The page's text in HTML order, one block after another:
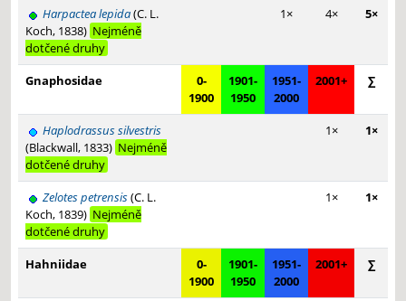
Harpactea lepida(C. L.
Koch, 1838) Nejméně
dotčené druhy
1× 4× 5×
Gnaphosidae
0-
1900
1901-
1950
1951-
2000
2001+ ∑
Haplodrassus silvestris
(Blackwall, 1833) Nejméně
dotčené druhy
1× 1×
Zelotes petrensis(C. L.
Koch, 1839) Nejméně
dotčené druhy
1× 1×
Hahniidae
0-
1900
1901-
1950
1951-
2000
2001+ ∑